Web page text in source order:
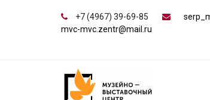
+7 (4967) 39-69-85
mvc-mvc.zentr@mail.ru